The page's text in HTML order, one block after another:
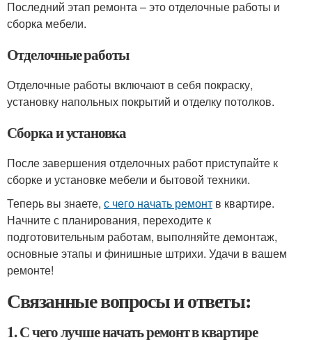
Последний этап ремонта – это отделочные работы и
сборка мебели.
Отделочные работы
Отделочные работы включают в себя покраску,
установку напольных покрытий и отделку потолков.
Сборка и установка
После завершения отделочных работ приступайте к
сборке и установке мебели и бытовой техники.
Теперь вы знаете, с чего начать ремонт в квартире.
Начните с планирования, переходите к
подготовительным работам, выполняйте демонтаж,
основные этапы и финишные штрихи. Удачи в вашем
ремонте!
Связанные вопросы и ответы:
1. С чего лучше начать ремонт в квартире